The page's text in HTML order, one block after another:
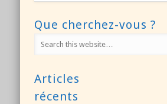
Que cherchez-vous ?
Articles
récents